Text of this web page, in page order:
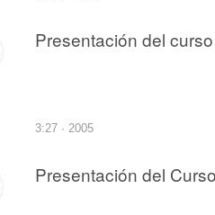
Presentación del curso
3:27 · 2005
Presentación del